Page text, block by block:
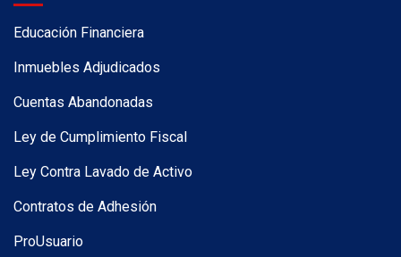
Educación Financiera
Inmuebles Adjudicados
Cuentas Abandonadas
Ley de Cumplimiento Fiscal
Ley Contra Lavado de Activo
Contratos de Adhesión
ProUsuario